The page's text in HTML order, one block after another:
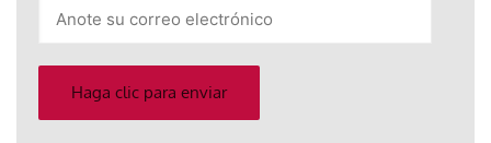
electrónico
Haga clic para enviar